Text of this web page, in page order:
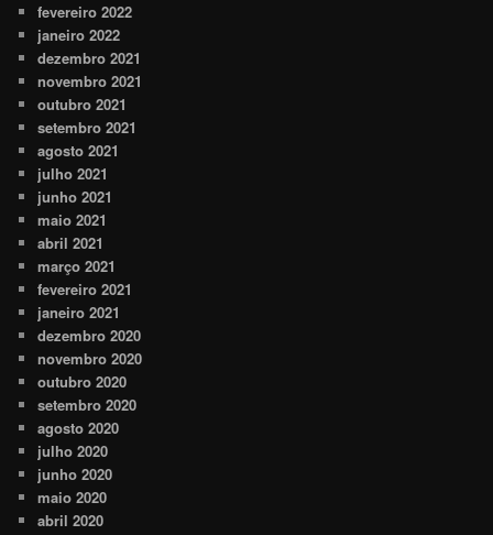
fevereiro 2022
janeiro 2022
dezembro 2021
novembro 2021
outubro 2021
setembro 2021
agosto 2021
julho 2021
junho 2021
maio 2021
abril 2021
março 2021
fevereiro 2021
janeiro 2021
dezembro 2020
novembro 2020
outubro 2020
setembro 2020
agosto 2020
julho 2020
junho 2020
maio 2020
abril 2020